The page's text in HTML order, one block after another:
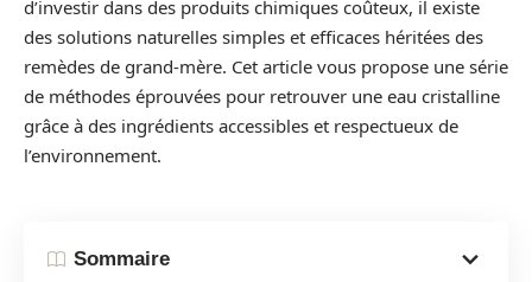
d’investir dans des produits chimiques coûteux, il existe
des solutions naturelles simples et efficaces héritées des
remèdes de grand-mère. Cet article vous propose une série
de méthodes éprouvées pour retrouver une eau cristalline
grâce à des ingrédients accessibles et respectueux de
l’environnement.
Sommaire